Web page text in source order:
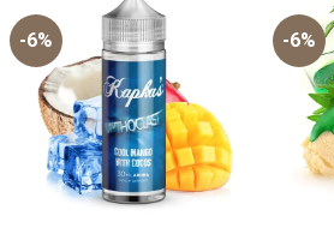
-6% -6%